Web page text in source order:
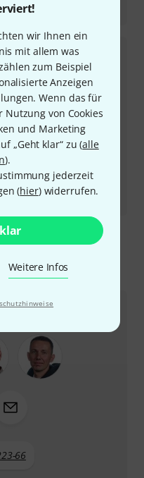
wir Ihnen ein
mit allem was
zum Beispiel
Anzeigen
Wenn das für
Nutzung von Cookies
und Marketing
„Geht klar“ zu (alle
).
jederzeit
(hier) widerrufen.
Weitere Infos
Signature Snaredrum
Brass und
Sie uns
66